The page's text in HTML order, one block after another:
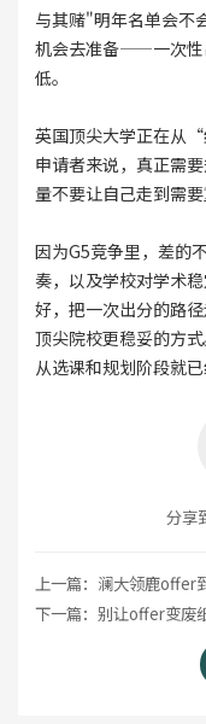
与其赌"明年名单会不
机会去准备——一次性
低。
英国顶尖大学正在从
申请者来说，真正需
量不要让自己走到需要
因为G5竞争里，差的
奏，以及学校对学术
好，把一次出分的路
顶尖院校更稳妥的方
从选课和规划阶段就已
分享
上一篇： 澜大领鹿offer
下一篇： 别让offer变废纸!